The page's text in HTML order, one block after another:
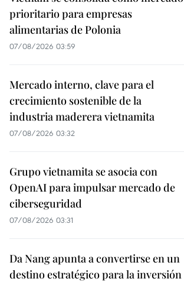
prioritario para empresas
alimentarias de Polonia
07/08/2026 03:59
Mercado interno, clave para el
crecimiento sostenible de la
industria maderera vietnamita
07/08/2026 03:32
Grupo vietnamita se asocia con
OpenAI para impulsar mercado de
ciberseguridad
07/08/2026 03:31
Da Nang apunta a convertirse en un
destino estratégico para la inversión